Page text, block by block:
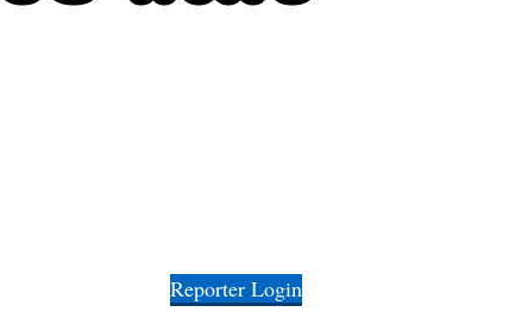
Reporter Login